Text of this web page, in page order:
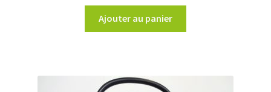
Ajouter au panier